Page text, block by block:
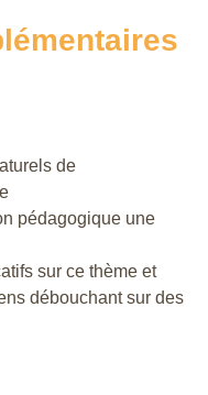
de
pédagogique une
sur ce thème et
débouchant sur des